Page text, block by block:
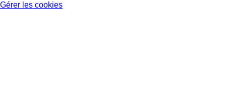
Gérer les cookies